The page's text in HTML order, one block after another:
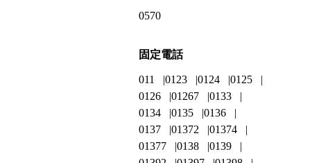
0570
固定電話
011 0123 0124
0125
0126
01267
0133
0134
0135
0136
0137
01372
01374
01377
0138
0139